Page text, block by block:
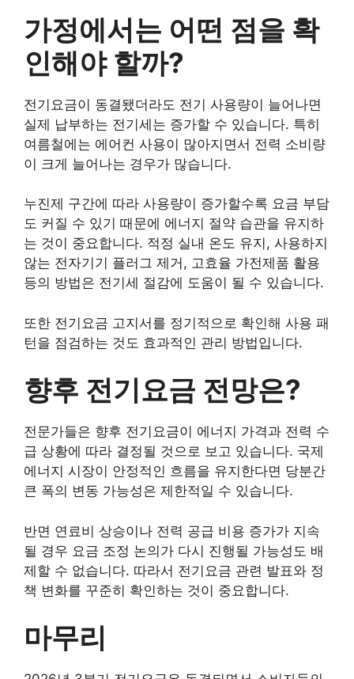
가정에서는 어떤 점을 확
인해야 할까?
전기요금이 동결됐더라도 전기 사용량이 늘어나면
실제 납부하는 전기세는 증가할 수 있습니다. 특히
여름철에는 에어컨 사용이 많아지면서 전력 소비량
이 크게 늘어나는 경우가 많습니다.
누진제 구간에 따라 사용량이 증가할수록 요금 부담
도 커질 수 있기 때문에 에너지 절약 습관을 유지하
는 것이 중요합니다. 적정 실내 온도 유지, 사용하지
않는 전자기기 플러그 제거, 고효율 가전제품 활용
등의 방법은 전기세 절감에 도움이 될 수 있습니다.
또한 전기요금 고지서를 정기적으로 확인해 사용 패
턴을 점검하는 것도 효과적인 관리 방법입니다.
향후 전기요금 전망은?
전문가들은 향후 전기요금이 에너지 가격과 전력 수
급 상황에 따라 결정될 것으로 보고 있습니다. 국제
에너지 시장이 안정적인 흐름을 유지한다면 당분간
큰 폭의 변동 가능성은 제한적일 수 있습니다.
반면 연료비 상승이나 전력 공급 비용 증가가 지속
될 경우 요금 조정 논의가 다시 진행될 가능성도 배
제할 수 없습니다. 따라서 전기요금 관련 발표와 정
책 변화를 꾸준히 확인하는 것이 중요합니다.
마무리